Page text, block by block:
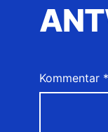
Kommentar *